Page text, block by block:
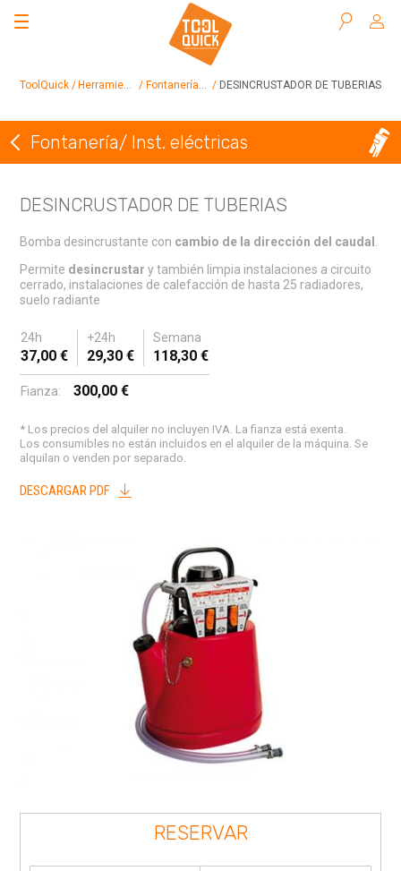
ToolQuick Herramientas en alquiler Fontanería/ Inst. eléctricas DESINCRUSTADOR DE TUBERIAS
Volver a Fontanería/ Inst. eléctricas
Fontanería/ Inst. eléctricas
DESINCRUSTADOR DE TUBERIAS
Bomba desincrustante con cambio de la dirección del caudal
Permite desincrustary también limpia instalaciones a circuito
cerrado, instalaciones de calefacción de hasta 25 radiadores,
suelo radiante
24h +24h Semana
37,00 € 29,30 € 118,30 €
Fianza: 300,00 €
* Los precios del alquiler no incluyen IVA. La fianza está exenta.
Los consumibles no están incluidos en el alquiler de la máquina. Se
alquilan o venden por separado.
DESCARGAR PDF
RESERVAR